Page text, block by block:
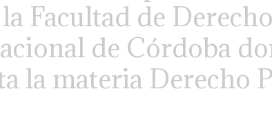
Facultad de
de Córdoba
la materia Derecho